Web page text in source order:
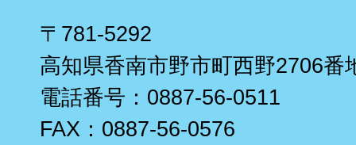
〒781-5292
高知県香南市野市町西野2706番
電話番号：0887-56-0511
FAX：0887-56-0576